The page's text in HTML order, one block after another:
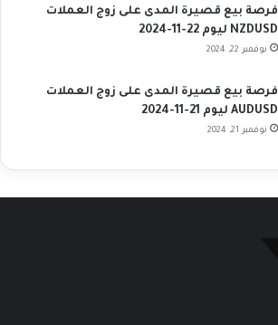
فرصة بيع قصيرة المدى على زوج العملات
NZDUSD ليوم 22-11-2024
نوفمبر 22, 2024
فرصة بيع قصيرة المدى على زوج العملات
AUDUSD ليوم 21-11-2024
نوفمبر 21, 2024